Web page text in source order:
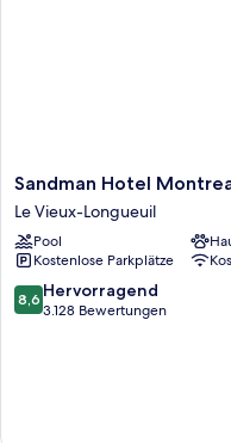
Sandman
Hotel
Montreal
-
Longueuil
Le
Vieux-
Sandman Hotel
Le Vieux-Longueuil
Pool
Kostenlose Parkplätze
8.6
von
8,6 Hervorragend
3.128 Bewertungen